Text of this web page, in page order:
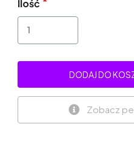
Ilość
DODAJ DO
Zobacz